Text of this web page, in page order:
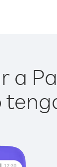
a